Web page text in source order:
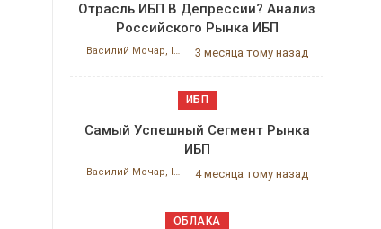
Отрасль ИБП В Депрессии? Анализ
Российского Рынка ИБП
Василий Мочар, ITResearch 3 месяца тому назад
ИБП
Самый Успешный Сегмент Рынка
ИБП
Василий Мочар, ITResearch 4 месяца тому назад
ОБЛАКА